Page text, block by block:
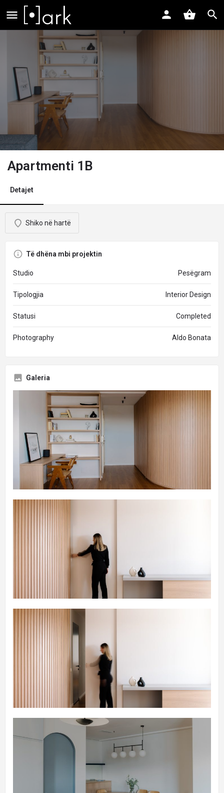
Apartmenti 1B
Detajet
Shiko në hartë
Të dhëna mbi projektin
Studio Pesëgram
Tipologjia Interior Design
Statusi Completed
Photography Aldo Bonata
Galeria